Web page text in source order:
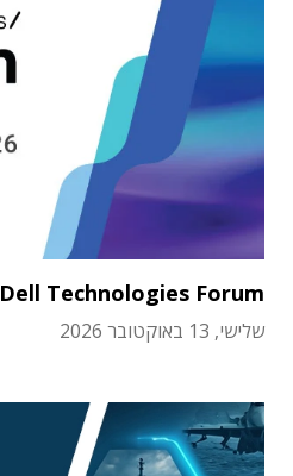
Dell Technologies Forum
שלישי, 13 באוקטובר 2026